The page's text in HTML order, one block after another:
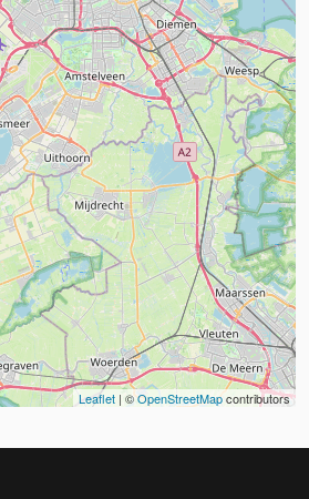
Leaflet | ©OpenStreetMapcontributors